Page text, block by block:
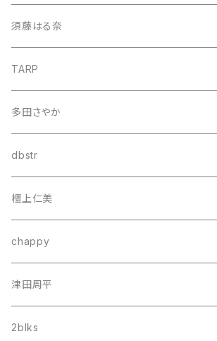
須藤はる奈
TARP
多田さやか
dbstr
檀上仁美
chappy
津田周平
2blks